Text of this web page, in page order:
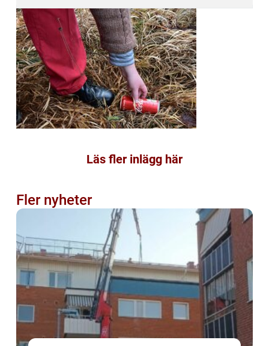
Läs fler inlägg här
Fler nyheter